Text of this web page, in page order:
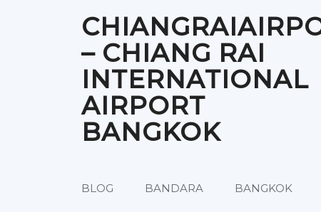
– CHIANG RAI
INTERNATIONAL
AIRPORT
BANGKOK
BLOG BANDARA BANGKOK